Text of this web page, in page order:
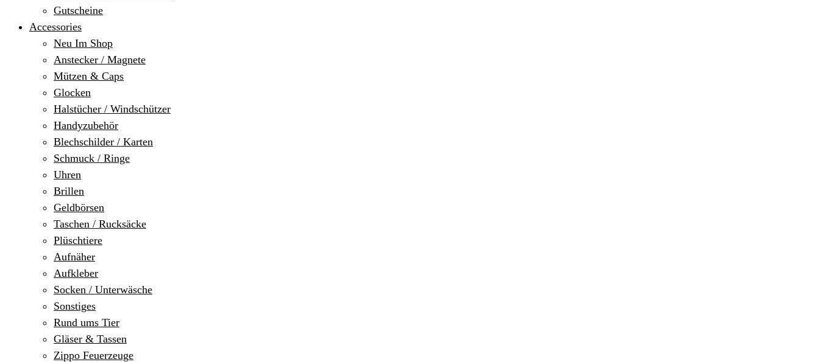
Gutscheine
Accessories
Neu Im Shop
Anstecker / Magnete
Mützen & Caps
Glocken
Halstücher / Windschützer
Handyzubehör
Blechschilder / Karten
Schmuck / Ringe
Uhren
Brillen
Geldbörsen
Taschen / Rucksäcke
Plüschtiere
Aufnäher
Aufkleber
Socken / Unterwäsche
Sonstiges
Rund ums Tier
Gläser & Tassen
Zippo Feuerzeuge